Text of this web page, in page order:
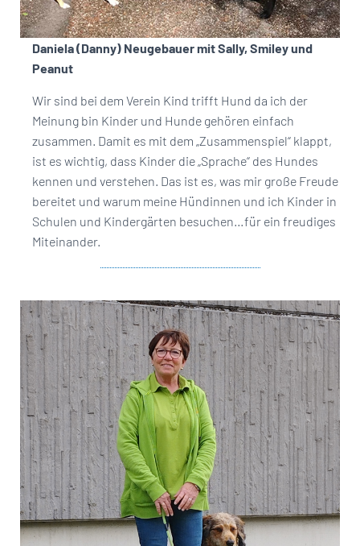
Daniela (Danny) Neugebauer mit Sally, Smiley und
Peanut
Wir sind bei dem Verein Kind trifft Hund da ich der
Meinung bin Kinder und Hunde gehören einfach
zusammen. Damit es mit dem „Zusammenspiel“ klappt,
ist es wichtig, dass Kinder die „Sprache“ des Hundes
kennen und verstehen. Das ist es, was mir große Freude
bereitet und warum meine Hündinnen und ich Kinder in
Schulen und Kindergärten besuchen…für ein freudiges
Miteinander.